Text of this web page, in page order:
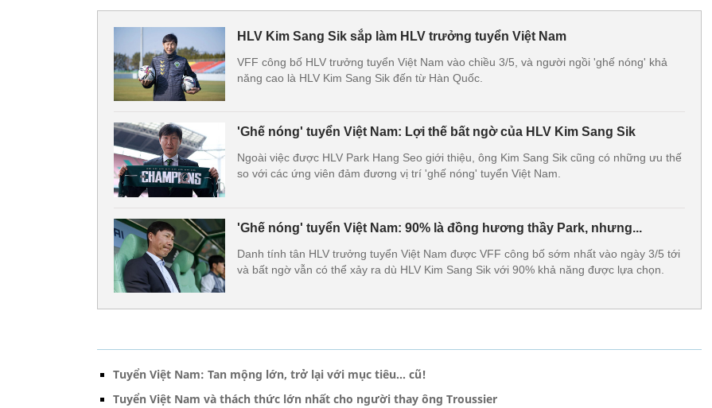
HLV Kim Sang Sik sắp làm HLV trưởng tuyển Việt Nam
VFF công bố HLV trưởng tuyển Việt Nam vào chiều 3/5, và người ngồi 'ghế nóng' khả
năng cao là HLV Kim Sang Sik đến từ Hàn Quốc.
'Ghế nóng' tuyển Việt Nam: Lợi thế bất ngờ của HLV Kim Sang Sik
Ngoài việc được HLV Park Hang Seo giới thiệu, ông Kim Sang Sik cũng có những ưu thế
so với các ứng viên đảm đương vị trí 'ghế nóng' tuyển Việt Nam.
'Ghế nóng' tuyển Việt Nam: 90% là đồng hương thầy Park, nhưng...
Danh tính tân HLV trưởng tuyển Việt Nam được VFF công bố sớm nhất vào ngày 3/5 tới
và bất ngờ vẫn có thể xảy ra dù HLV Kim Sang Sik với 90% khả năng được lựa chọn.
Tuyển Việt Nam: Tan mộng lớn, trở lại với mục tiêu... cũ!
Tuyển Việt Nam và thách thức lớn nhất cho người thay ông Troussier